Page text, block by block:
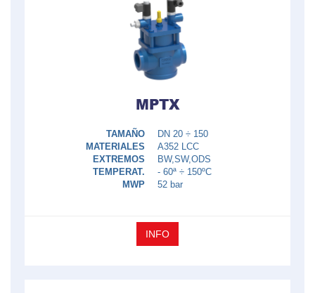
MPTX
TAMAÑO
DN 20 ÷ 150
MATERIALES
A352 LCC
EXTREMOS
BW,SW,ODS
TEMPERAT.
- 60ª ÷ 150ºC
MWP
52 bar
INFO